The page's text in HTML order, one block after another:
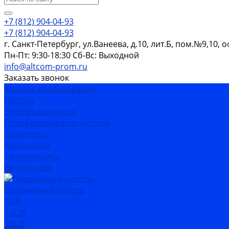
+7 (812) 904-04-93
+7 (812) 904-04-93
г. Санкт-Петербург, ул.Ванеева, д.10, лит.Б, пом.№9,10,
Пн-Пт: 9:30-18:30 Cб-Вс: Выходной
info@altcom-prom.ru
Заказать звонок
Каталог оборудования
Насосы
Электродвигатели
Преобразователи частоты
Редукторы
Автоматика
Теплотехника
Вентиляция
Скважинные насосы
ЭЦВ
2ЭЦВ
3ЭЦВ